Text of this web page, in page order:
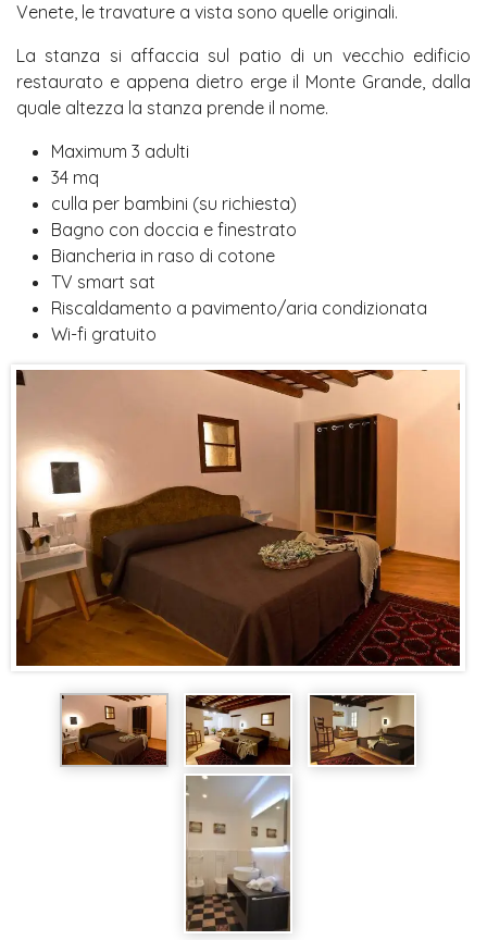
Venete, le travature a vista sono quelle originali.
La stanza si affaccia sul patio di un vecchio edificio
restaurato e appena dietro erge il Monte Grande, dalla
quale altezza la stanza prende il nome.
Maximum 3 adulti
34 mq
culla per bambini (su richiesta)
Bagno con doccia e finestrato
Biancheria in raso di cotone
TV smart sat
Riscaldamento a pavimento/aria condizionata
Wi-fi gratuito